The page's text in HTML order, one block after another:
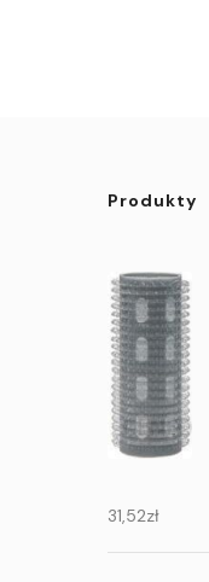
Produkty
31,52zł